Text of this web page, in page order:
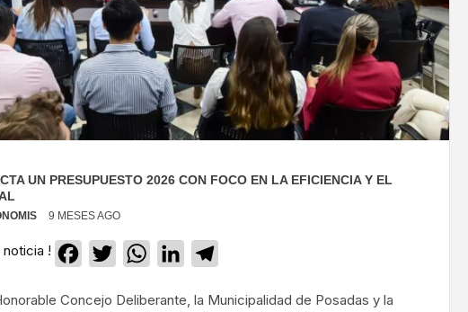
UN PRESUPUESTO 2026 CON FOCO EN LA EFICIENCIA Y EL
9 MESES AGO
! Facebook
TwitterWhatsApp
LinkedIn
Concejo Deliberante, la Municipalidad de Posadas y la